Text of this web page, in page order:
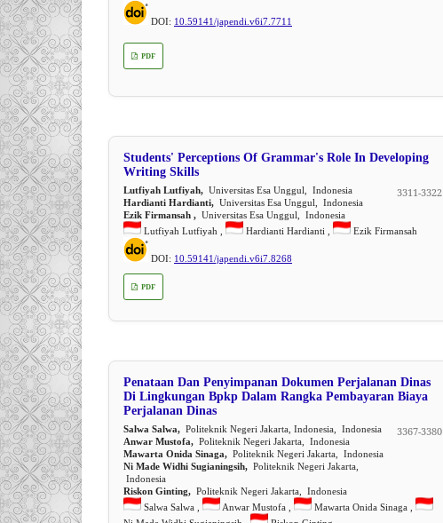
DOI: 10.59141/japendi.v6i7.7711
PDF
Students' Perceptions Of Grammar's Role In Developing
Writing Skills
Lutfiyah Lutfiyah, Universitas Esa Unggul, Indonesia
Hardianti Hardianti, Universitas Esa Unggul, Indonesia
Ezik Firmansah , Universitas Esa Unggul, Indonesia
Lutfiyah Lutfiyah ,
Hardianti Hardianti , Ezik Firmansah
DOI: 10.59141/japendi.v6i7.8268
3311-3322
PDF
Penataan Dan Penyimpanan Dokumen Perjalanan Dinas
Di Lingkungan Bpkp Dalam Rangka Pembayaran Biaya
Perjalanan Dinas
Salwa Salwa, Politeknik Negeri Jakarta, Indonesia, Indonesia
Anwar Mustofa, Politeknik Negeri Jakarta, Indonesia
Mawarta Onida Sinaga, Politeknik Negeri Jakarta, Indonesia
Ni Made Widhi Sugianingsih, Politeknik Negeri Jakarta,
Indonesia
Riskon Ginting, Politeknik Negeri Jakarta, Indonesia
Salwa Salwa ,
Anwar Mustofa ,
Mawarta Onida Sinaga ,
3367-3380